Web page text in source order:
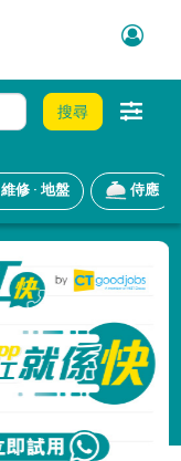
搜尋
維修 · 地盤 侍應